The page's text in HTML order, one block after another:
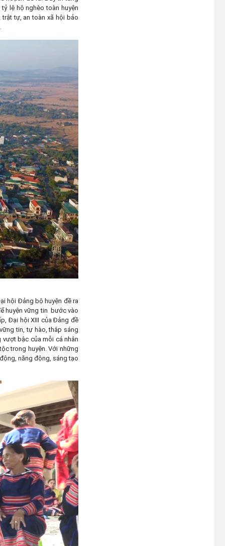
lệ hộ nghèo toàn huyện
tự, an toàn xã hội bảo
hội Đảng bộ huyện đề ra
huyện vững tin bước vào
Đại hội XIII của Đảng đề
tin, tự hào, thắp sáng
bậc của mỗi cá nhân
trong huyện. Với những
năng động, sáng tạo